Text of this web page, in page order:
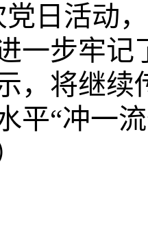
日活动
一步牢记
，将继续
平“冲一